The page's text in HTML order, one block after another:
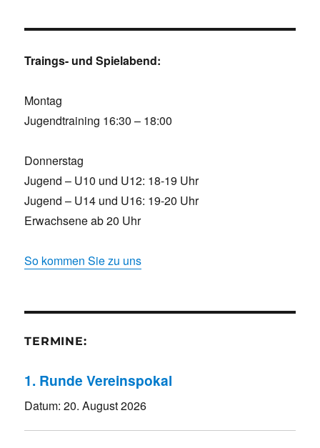
Traings- und Spielabend:
Montag
Jugendtraining 16:30 – 18:00
Donnerstag
Jugend – U10 und U12: 18-19 Uhr
Jugend – U14 und U16: 19-20 Uhr
Erwachsene ab 20 Uhr
So kommen Sie zu uns
TERMINE:
1. Runde Vereinspokal
Datum:20. August 2026